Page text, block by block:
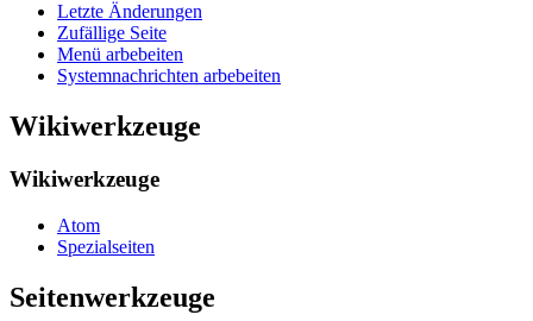
Letzte Änderungen
Zufällige Seite
Menü arbebeiten
Systemnachrichten arbebeiten
Wikiwerkzeuge
Wikiwerkzeuge
Atom
Spezialseiten
Seitenwerkzeuge